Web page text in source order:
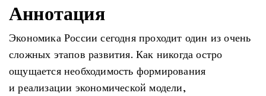
Аннотация
Экономика России сегодня проходит один из очень
сложных этапов развития. Как никогда остро
ощущается необходимость формирования
и реализации экономической модели,